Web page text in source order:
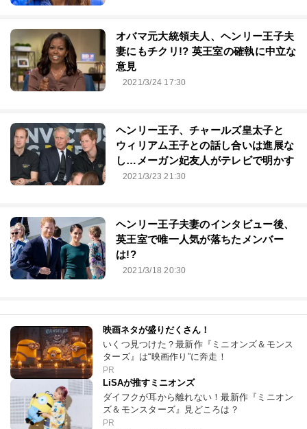
オバマ元大統領夫人、ヘンリー王子夫
妻にもチクリ!? 英王室の確執に中立な
意見
2021/3/24 17:30
ヘンリー王子、チャールズ皇太子と
ウィリアム王子との話し合いは進展な
し…メーガン妃友人がテレビで明かす
2021/3/23 21:30
ヘンリー王子夫妻のインタビュー後、
英王室で唯一人気が落ちたメンバー
は!?
2021/3/18 20:30
映画ネタが盛りだくさん！
いくつ見つけた？最新作『ミニオンズ＆モンス
ターズ』は“映画作り”に奔走！
PR
LiSAが推すミニオンズ
ダイフクが耳から離れない！最新作『ミニオン
ズ＆モンスターズ』見どころは？
PR